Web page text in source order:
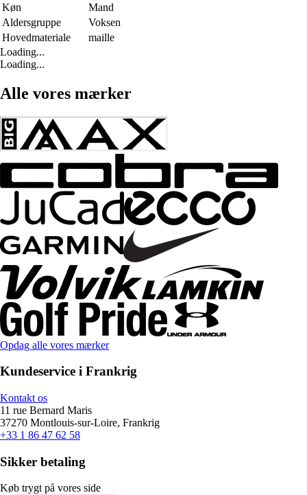
Køn
Mand
Aldersgruppe
Voksen
Hovedmateriale
maille
Loading...
Loading...
Alle vores mærker
Opdag alle vores mærker
Kundeservice i Frankrig
Kontakt os
11 rue Bernard Maris
37270 Montlouis-sur-Loire, Frankrig
+33 1 86 47 62 58
Sikker betaling
Køb trygt på vores side